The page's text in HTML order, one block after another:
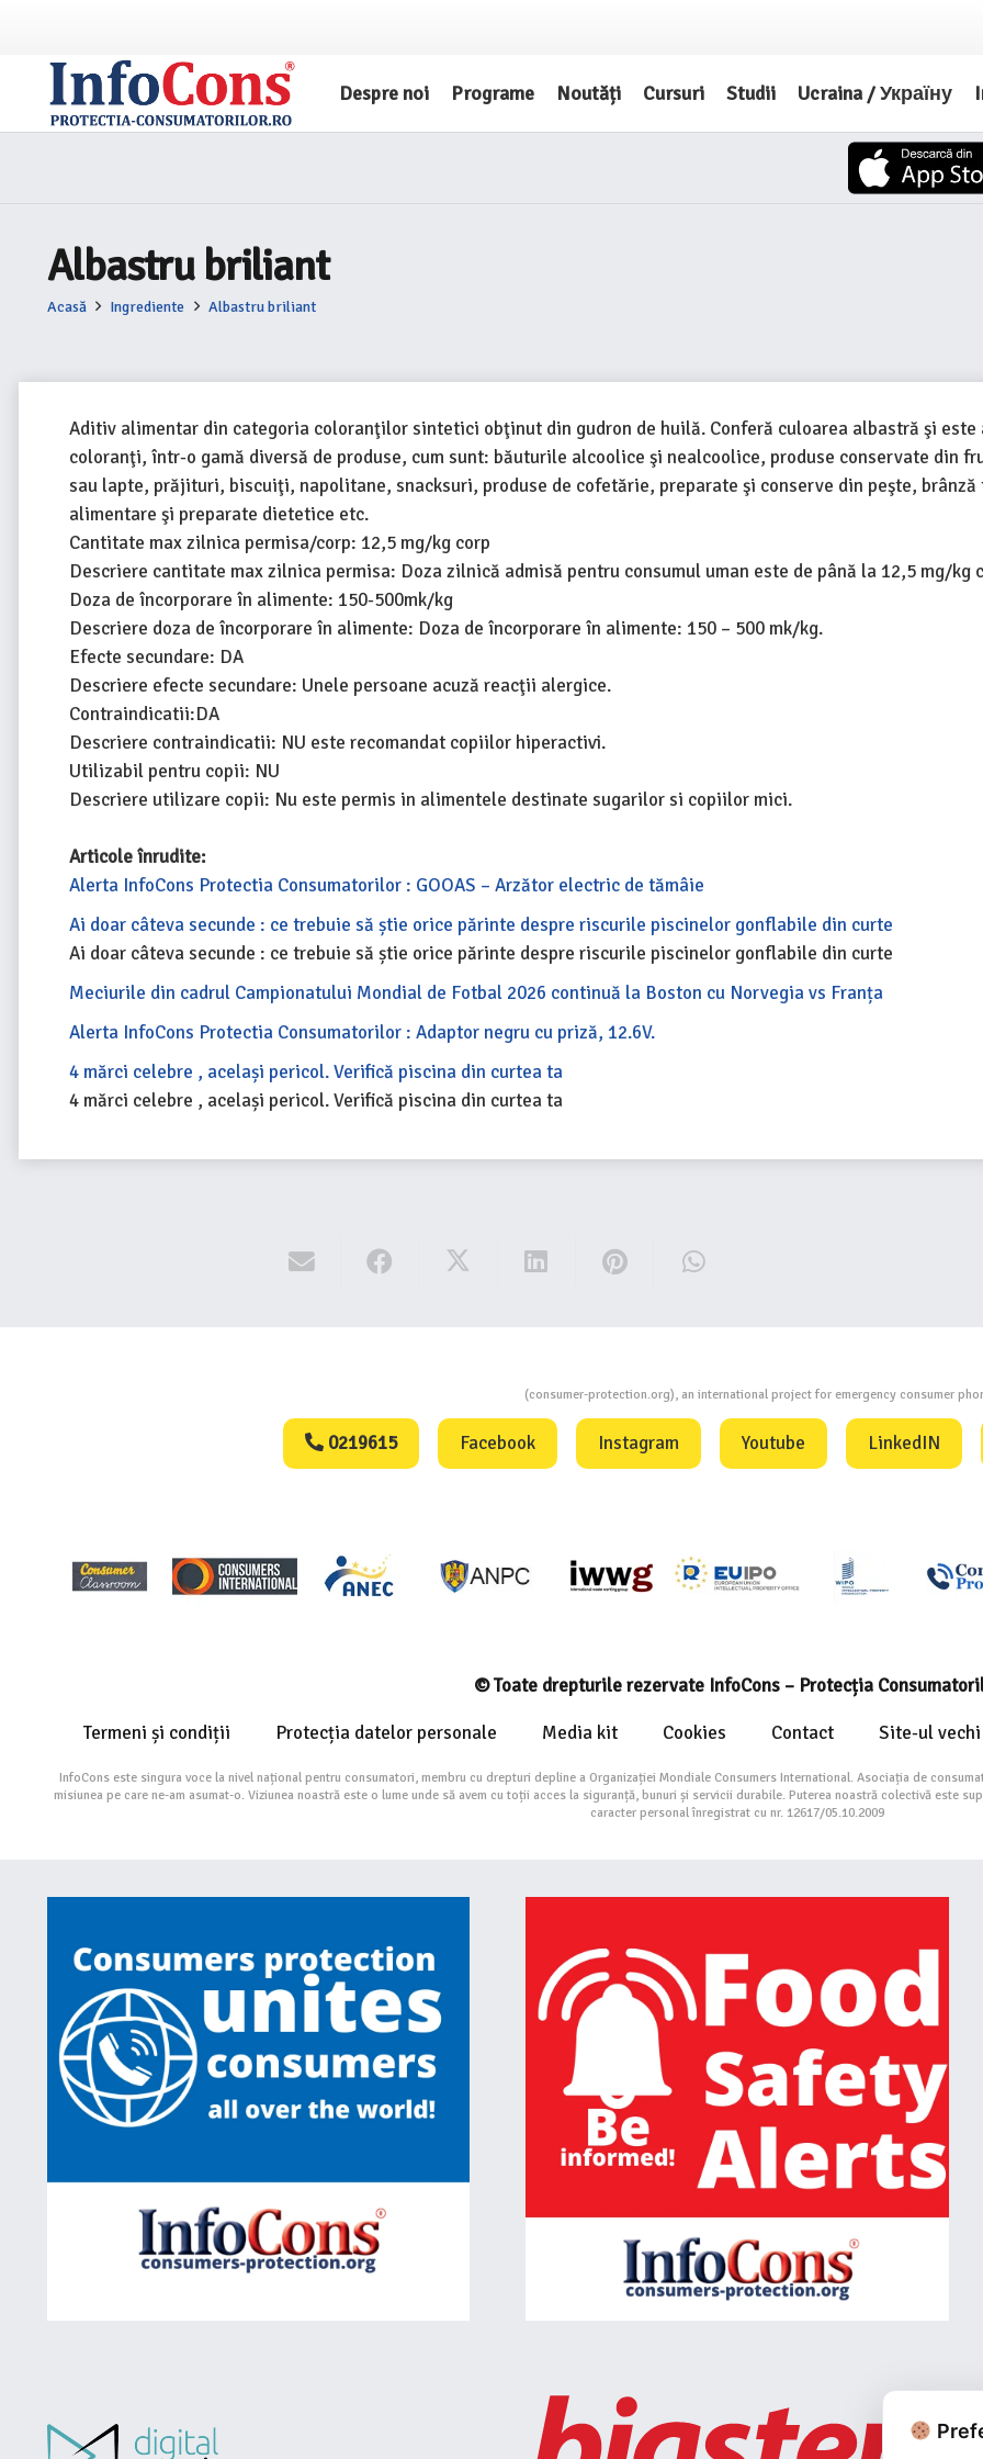
Despre noi Programe Noutăți Cursuri Studii Ucraina / Україну
Albastru briliant
Acasă Ingrediente Albastru briliant
Aditiv alimentar din categoria coloranţilor sintetici obţinut din gudron de huilă. Conferă culoarea albastră şi
coloranţi, într-o gamă diversă de produse, cum sunt: băuturile alcoolice şi nealcoolice, produse conservate din
sau lapte, prăjituri, biscuiţi, napolitane, snacksuri, produse de cofetărie, preparate şi conserve din peşte,
alimentare şi preparate dietetice etc.
Cantitate max zilnica permisa/corp: 12,5 mg/kg corp
Descriere cantitate max zilnica permisa: Doza zilnică admisă pentru consumul uman este de până la 12,5 mg/kg
Doza de încorporare în alimente: 150-500mk/kg
Descriere doza de încorporare în alimente: Doza de încorporare în alimente: 150 – 500 mk/kg.
Efecte secundare: DA
Descriere efecte secundare: Unele persoane acuză reacţii alergice.
Contraindicatii:DA
Descriere contraindicatii: NU este recomandat copiilor hiperactivi.
Utilizabil pentru copii: NU
Descriere utilizare copii: Nu este permis in alimentele destinate sugarilor si copiilor mici.
Articole înrudite:
Alerta InfoCons Protectia Consumatorilor : GOOAS – Arzător electric de tămâie
Ai doar câteva secunde : ce trebuie să știe orice părinte despre riscurile piscinelor gonflabile din curte
Ai doar câteva secunde : ce trebuie să știe orice părinte despre riscurile piscinelor gonflabile din curte
Meciurile din cadrul Campionatului Mondial de Fotbal 2026 continuă la Boston cu Norvegia vs Franța
Alerta InfoCons Protectia Consumatorilor : Adaptor negru cu priză, 12.6V.
4 mărci celebre , același pericol. Verifică piscina din curtea ta
4 mărci celebre , același pericol. Verifică piscina din curtea ta
(consumer-protection.org), an international project for emergency consumer
0219615 Facebook Instagram Youtube LinkedIN
© Toate drepturile rezervate InfoCons – Protecția
Termeni și condiții Protecția datelor personale Media kit Cookies Contact Site-ul vechi
InfoCons este singura voce la nivel național pentru consumatori, membru cu drepturi depline a Organizației Mondiale Consumers International. Asociația de
misiunea pe care ne-am asumat-o. Viziunea noastră este o lume unde să avem cu toții acces la siguranță, bunuri și servicii durabile. Puterea noastră colectivă este
caracter personal înregistrat cu nr. 12617/05.10.2009